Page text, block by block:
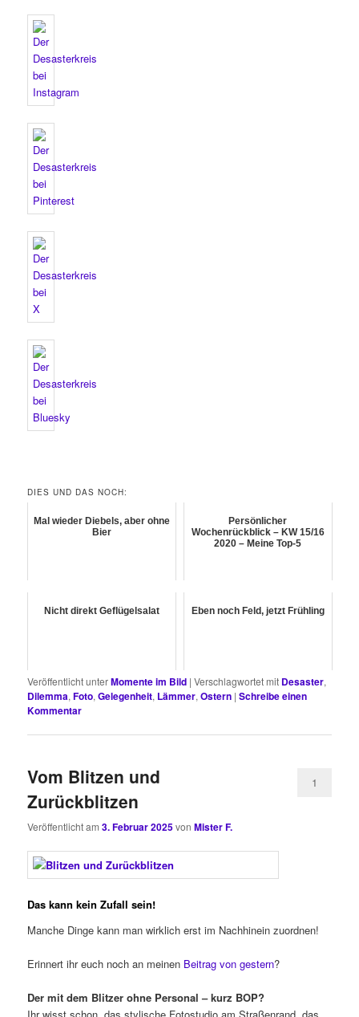
DIES UND DAS NOCH:
Mal wieder Diebels, aber ohne
Bier
Persönlicher
Wochenrückblick – KW 15/16
2020 – Meine Top-5
Nicht direkt Geflügelsalat Eben noch Feld, jetzt Frühling
Veröffentlicht unterMomente im Bild |Verschlagwortet mit Desaster,
Dilemma,Foto,Gelegenheit, Lämmer,Ostern |Schreibe einen
Kommentar
Vom Blitzen und
Zurückblitzen
Veröffentlicht am3. Februar 2025vonMister F.
1
Das kann kein Zufall sein!
Manche Dinge kann man wirklich erst im Nachhinein zuordnen!
Erinnert ihr euch noch an meinen Beitrag von gestern?
Der mit dem Blitzer ohne Personal – kurz BOP?